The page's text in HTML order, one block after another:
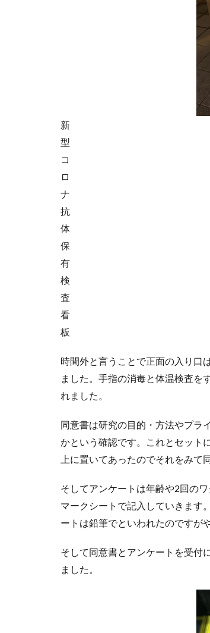
新
型
コ
ロ
ナ
抗
体
保
有
検
査
看
板
時間外と言うことで正面の入り口
ました。手指の消毒と体温検査を
れました。
同意書は研究の目的・方法やプラ
かという確認です。これとセット
上に置いてあったのでそれをみて
そしてアンケートは年齢や2回の
マークシートで記入していきます
ートは鉛筆でといわれたのですが
そして同意書とアンケートを受付
ました。